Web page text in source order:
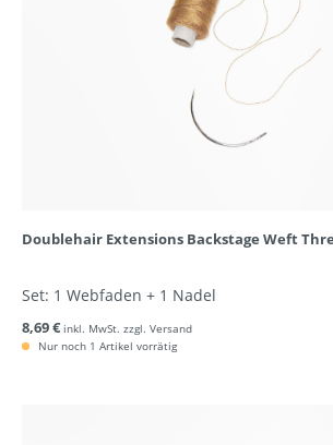
Doublehair Extensions Backstage Weft
Set: 1 Webfaden + 1 Nadel
8,69 € inkl. MwSt. zzgl. Versand
Nur noch 1 Artikel vorrätig